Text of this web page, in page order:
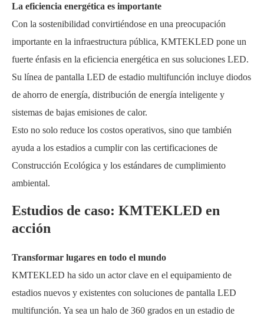
La eficiencia energética es importante
Con la sostenibilidad convirtiéndose en una preocupación
importante en la infraestructura pública, KMTEKLED pone un
fuerte énfasis en la eficiencia energética en sus soluciones LED.
Su línea de pantalla LED de estadio multifunción incluye diodos
de ahorro de energía, distribución de energía inteligente y
sistemas de bajas emisiones de calor.
Esto no solo reduce los costos operativos, sino que también
ayuda a los estadios a cumplir con las certificaciones de
Construcción Ecológica y los estándares de cumplimiento
ambiental.
Estudios de caso: KMTEKLED en
acción
Transformar lugares en todo el mundo
KMTEKLED ha sido un actor clave en el equipamiento de
estadios nuevos y existentes con soluciones de pantalla LED
multifunción. Ya sea un halo de 360 grados en un estadio de